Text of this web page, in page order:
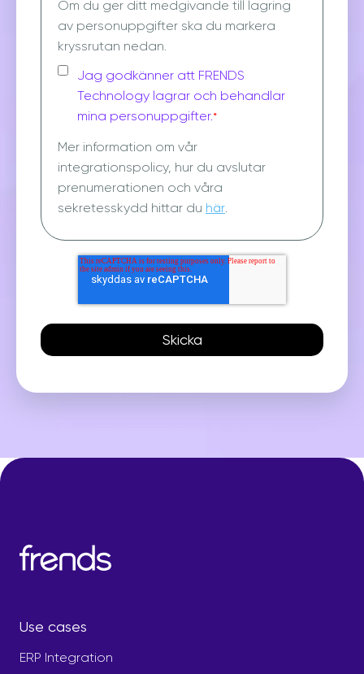
Om du ger ditt medgivande till lagring
av personuppgifter ska du markera
kryssrutan nedan.
Jag godkänner att FRENDS
Technology lagrar och behandlar
mina personuppgifter.*
Mer information om vår
integrationspolicy, hur du avslutar
prenumerationen och våra
sekretesskydd hittar du här
Use cases
ERP Integration